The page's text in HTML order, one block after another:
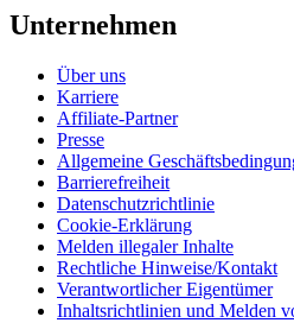
Unternehmen
Über uns
Karriere
Affiliate-Partner
Presse
Allgemeine
Barrierefreiheit
Datenschutzrichtlinie
Cookie-Erklärung
Melden illegaler Inhalte
Rechtliche Hinweise/Kontakt
Verantwortlicher Eigentümer
Inhaltsrichtlinien und Melden